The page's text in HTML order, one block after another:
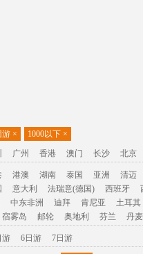
游 × 1000以下 ×
广州 香港 澳门 长沙 北京
港澳 湖南 泰国 亚洲 清迈
意大利 法瑞意(德国) 西班牙
中东非洲 迪拜 肯尼亚 土耳其
宿雾岛 邮轮 奥地利 芬兰 丹麦
游 6日游 7日游